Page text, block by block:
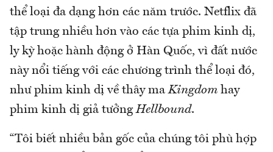
thể loại đa dạng hơn các năm trước. Netflix đã
tập trung nhiều hơn vào các tựa phim kinh dị,
ly kỳ hoặc hành động ở Hàn Quốc, vì đất nước
này nổi tiếng với các chương trình thể loại đó,
như phim kinh dị về thây maKingdom hay
phim kinh dị giả tưởngHellbound.
“Tôi biết nhiều bản gốc của chúng tôi phù hợp